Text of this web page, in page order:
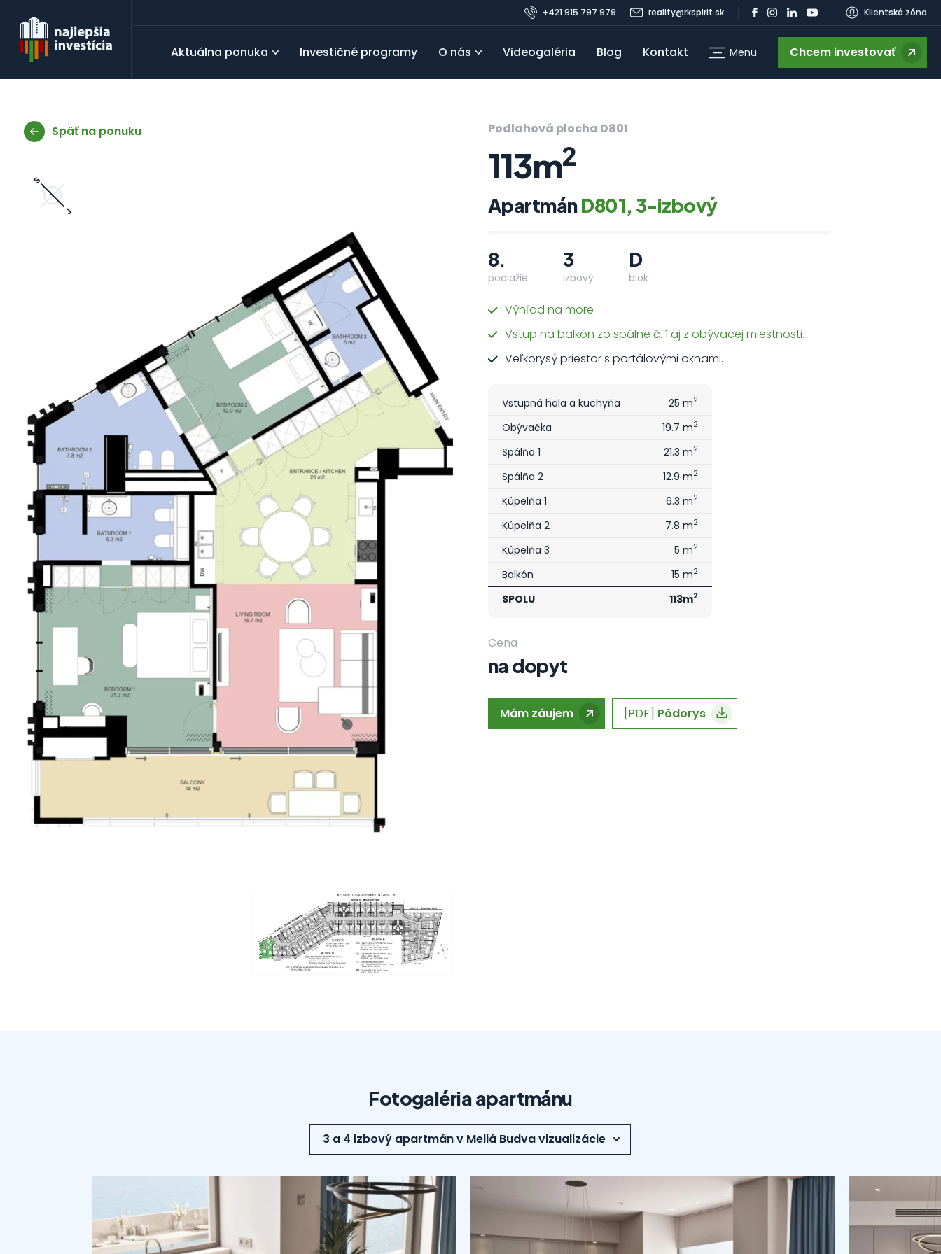
+421 915 797 979 reality@rkspirit.sk Klientská zóna
Aktuálna ponuka Investičné programy O nás Videogaléria Blog Kontakt Menu Chcem investovať
Späť na ponuku Podlahová plocha D801
113m2
ApartmánD801, 3-izbový
8.
podlažie
3
izbový
D
blok
Výhľad na more
Vstup na balkón zo spálne č. 1 aj z obývacej miestnosti.
Veľkorysý priestor s portálovými oknami.
Vstupná hala a kuchyňa 25 m2
Obývačka 19.7 m2
Spálňa 1 21.3 m2
Spálňa 2 12.9 m2
Kúpelňa 1 6.3 m2
Kúpelňa 2 7.8 m2
Kúpelňa 3 5 m2
Balkón 15 m2
SPOLU 113m2
Cena
na dopyt
Mám záujem [PDF] Pôdorys
Fotogaléria apartmánu